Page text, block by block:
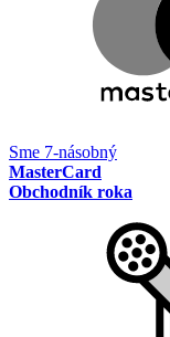
Sme 7-násobný
MasterCard
Obchodník roka